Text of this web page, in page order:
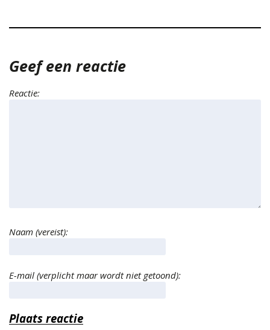
Geef een reactie
Reactie:
Naam (vereist):
E-mail (verplicht maar wordt niet getoond):